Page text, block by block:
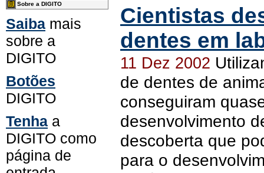
Sobre a DIGITO
Saiba mais
sobre a
DIGITO
Botões
DIGITO
Tenha a
DIGITO como
página de
Cientistas
dentes em
11 Dez 2002
de dentes de
conseguiram
desenvolvimento
descoberta que
para o